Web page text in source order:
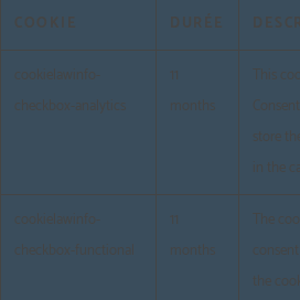
COOKIE DURÉE
cookielawinfo-
checkbox-analytics
11
months
This
store
in the
cookielawinfo-
checkbox-functional
11
months
The
the